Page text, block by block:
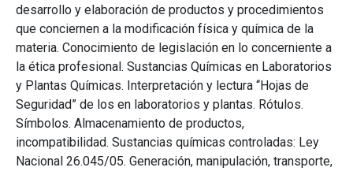
desarrollo y elaboración de productos y procedimientos
que conciernen a la modificación física y química de la
materia. Conocimiento de legislación en lo concerniente a
la ética profesional. Sustancias Químicas en Laboratorios
y Plantas Químicas. Interpretación y lectura “Hojas de
Seguridad” de los en laboratorios y plantas. Rótulos.
Símbolos. Almacenamiento de productos,
incompatibilidad. Sustancias químicas controladas: Ley
Nacional 26.045/05. Generación, manipulación, transporte,